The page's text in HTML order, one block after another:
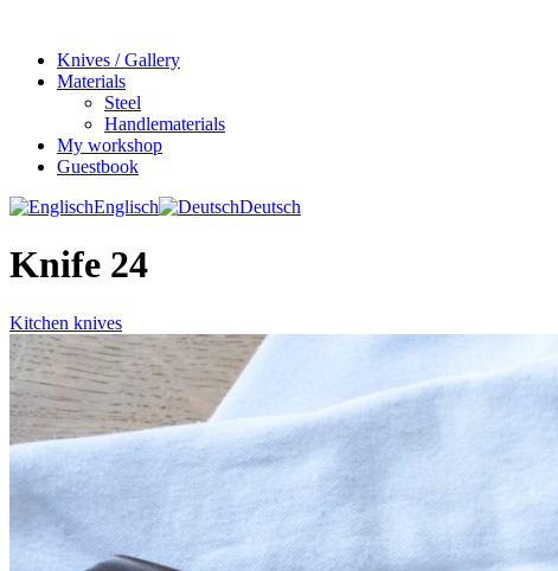
Knives / Gallery
Materials
Steel
Handlematerials
My workshop
Guestbook
Englisch
Deutsch
Knife 24
Kitchen knives